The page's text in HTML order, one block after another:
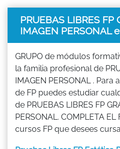
PRUEBAS LIBRES FP
IMAGEN PERSONAL
GRUPO de módulos
la familia profesional de
IMAGEN PERSONAL .
de FP puedes estudiar
de PRUEBAS LIBRES FP
PERSONAL. COMPLETA
cursos FP que desees